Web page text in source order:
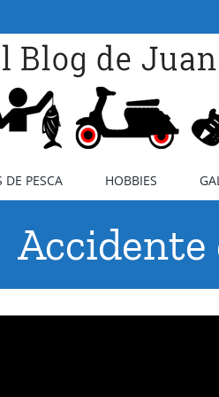
DE PESCA HOBBIES
Accidente